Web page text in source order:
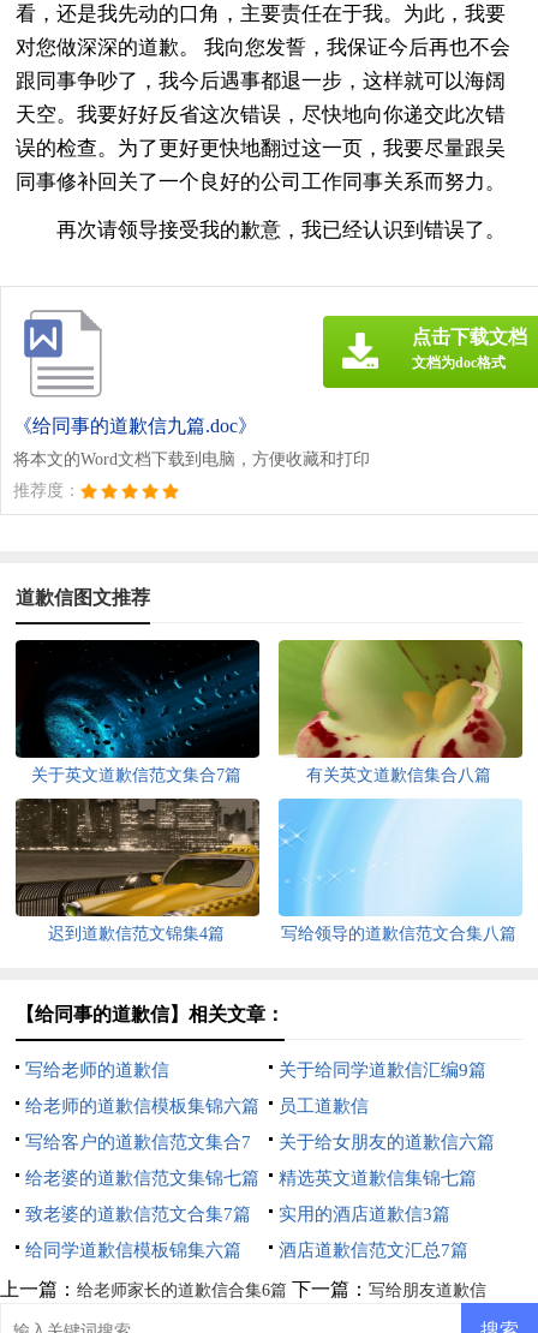
看，还是我先动的口角，主要责任在于我。为此，我要
对您做深深的道歉。 我向您发誓，我保证今后再也不会
跟同事争吵了，我今后遇事都退一步，这样就可以海阔
天空。我要好好反省这次错误，尽快地向你递交此次错
误的检查。为了更好更快地翻过这一页，我要尽量跟吴
同事修补回关了一个良好的公司工作同事关系而努力。
再次请领导接受我的歉意，我已经认识到错误了。
《给同事的道歉信九篇.doc》
将本文的Word文档下载到电脑，方便收藏和打印
推荐度：
点击下载文档
文档为doc格式
道歉信图文推荐
关于英文道歉信范文集合7篇 有关英文道歉信集合八篇
迟到道歉信范文锦集4篇 写给领导的道歉信范文合集八篇
【给同事的道歉信】相关文章：
写给老师的道歉信
关于给同学道歉信汇编9篇
给老师的道歉信模板集锦六篇
员工道歉信
写给客户的道歉信范文集合7
篇
关于给女朋友的道歉信六篇
给老婆的道歉信范文集锦七篇
精选英文道歉信集锦七篇
致老婆的道歉信范文合集7篇
实用的酒店道歉信3篇
给同学道歉信模板锦集六篇
酒店道歉信范文汇总7篇
上一篇： 给老师家长的道歉信合集6篇 下一篇： 写给朋友道歉信